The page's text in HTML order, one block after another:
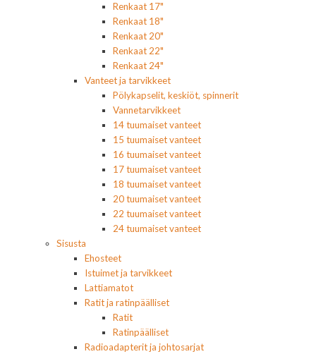
Renkaat 17"
Renkaat 18"
Renkaat 20"
Renkaat 22"
Renkaat 24"
Vanteet ja tarvikkeet
Pölykapselit, keskiöt, spinnerit
Vannetarvikkeet
14 tuumaiset vanteet
15 tuumaiset vanteet
16 tuumaiset vanteet
17 tuumaiset vanteet
18 tuumaiset vanteet
20 tuumaiset vanteet
22 tuumaiset vanteet
24 tuumaiset vanteet
Sisusta
Ehosteet
Istuimet ja tarvikkeet
Lattiamatot
Ratit ja ratinpäälliset
Ratit
Ratinpäälliset
Radioadapterit ja johtosarjat